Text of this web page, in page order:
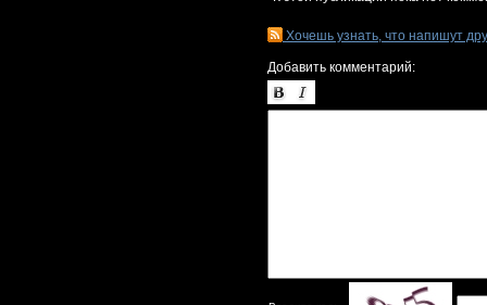
Хочешь узнать, что напишут
Добавить комментарий: